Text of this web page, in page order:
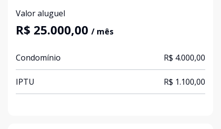
Valor aluguel
R$ 25.000,00 / mês
Condomínio R$ 4.000,00
IPTU R$ 1.100,00